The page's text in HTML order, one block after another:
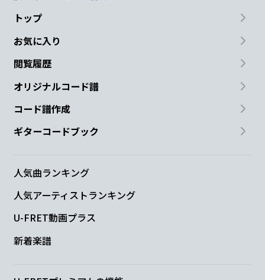
トップ
お気に入り
閲覧履歴
オリジナルコード譜
コード譜作成
ギターコードブック
人気曲ランキング
人気アーティストランキング
U-FRET動画プラス
新着楽譜